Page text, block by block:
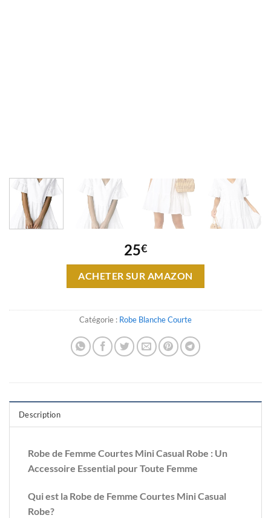
25€
ACHETER SUR AMAZON
Catégorie : Robe Blanche Courte
Description
Robe de Femme Courtes Mini Casual Robe : Un
Accessoire Essential pour Toute Femme
Qui est la Robe de Femme Courtes Mini Casual
Robe?